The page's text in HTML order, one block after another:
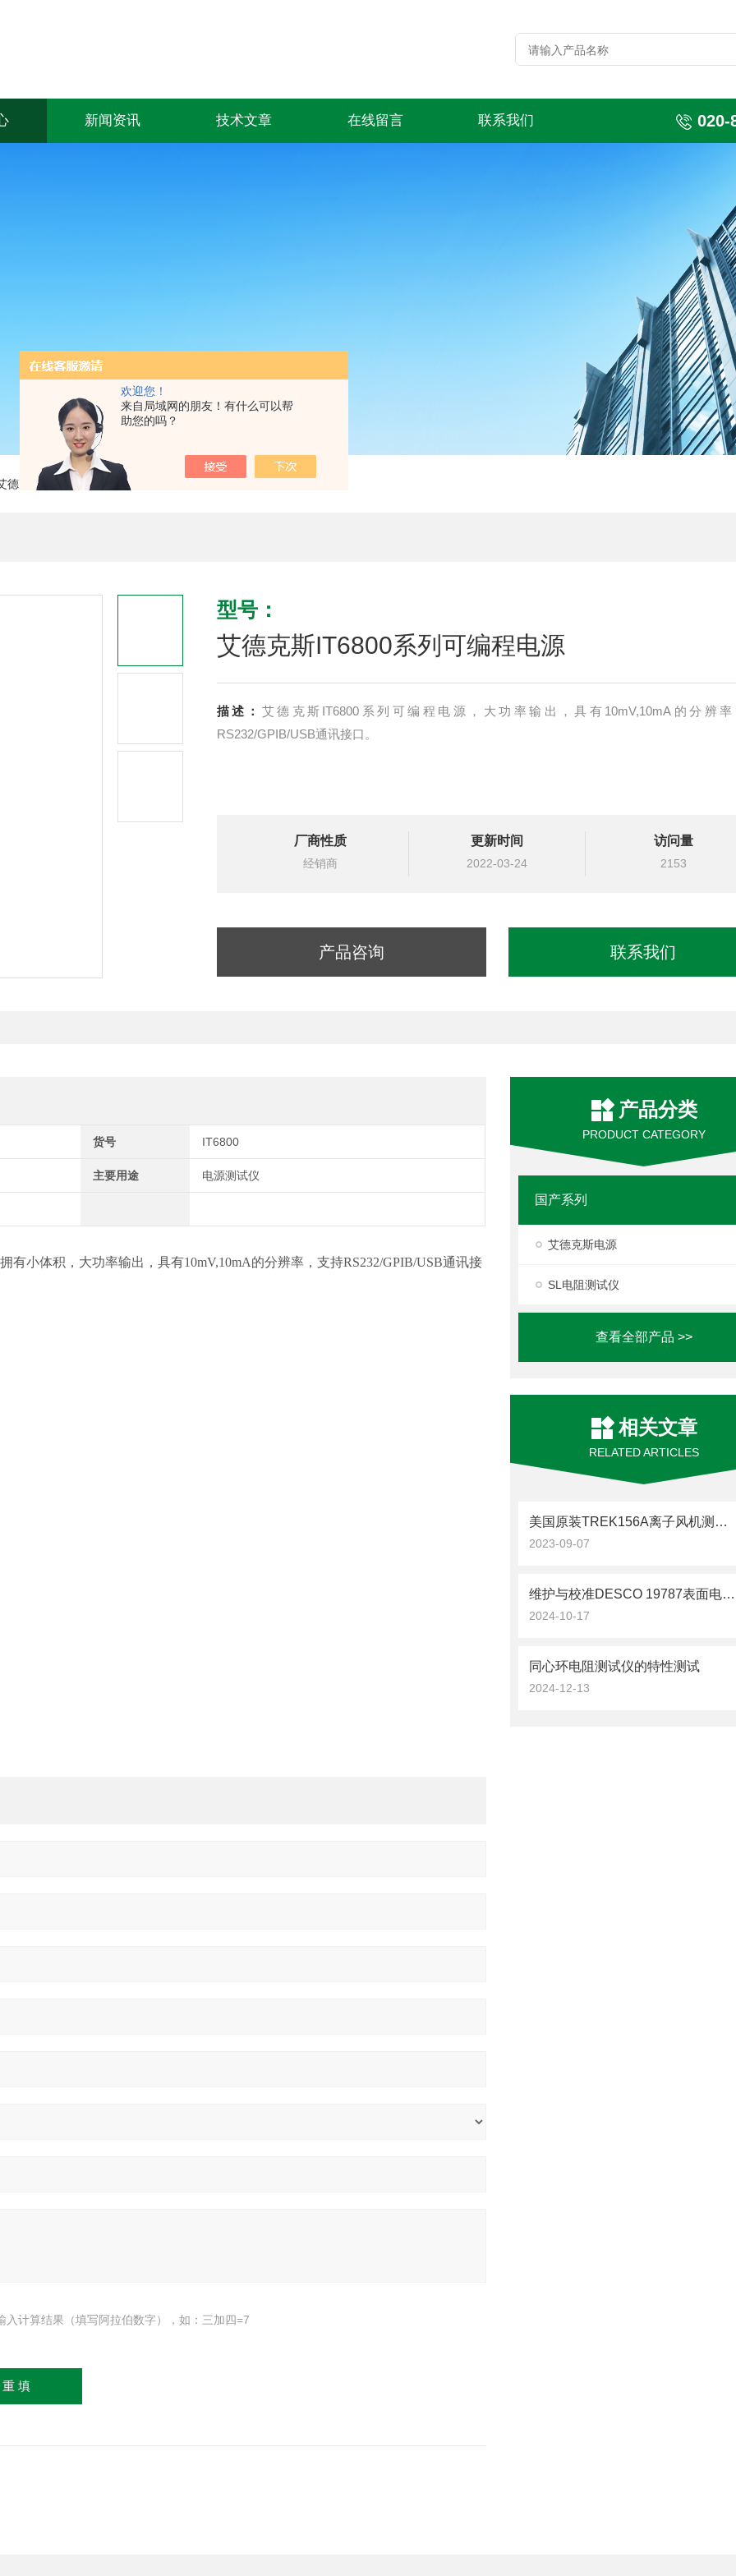
欢迎您！
来自局域网的朋友！有什么可以帮
助您的吗？
新闻资讯 技术文章 在线留言 联系我们 020-
克斯IT6800系列可编程电源
型号：
艾德克斯IT6800系列可编程电源
描述： 艾德克斯IT6800系列可编程电源，大功率输出，具有10mV,10mA的分辨
RS232/GPIB/USB通讯接口。
厂商性质
经销商
更新时间
2022-03-24
访问量
2153
产品咨询 联系我们
产品分类
PRODUCT CATEGORY
国产系列
艾德克斯电源
SL电阻测试仪
查看全部产品 >>
相关文章
RELATED ARTICLES
美国原装TREK156A离子风机测试仪为空气净化领域带来了显著的效益
2023-09-07
维护与校准DESCO 19787表面电阻测试仪
2024-10-17
同心环电阻测试仪的特性测试
2024-12-13
货号 IT6800
主要用途 电源测试仪
有小体积，大功率输出，具有10mV,10mA的分辨率，支持RS232/GPIB/USB通讯接
入计算结果（填写阿拉伯数字），如：三加四=7